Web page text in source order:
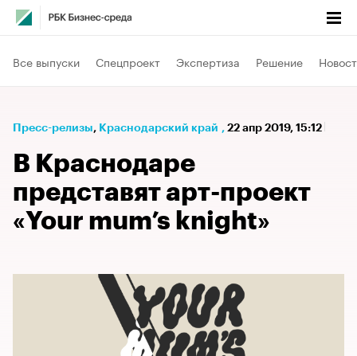
Все выпуски Спецпроект Экспертиза Решение
Пресс-релизы⁠, Краснодарский край , 22 апр 2019, 15:12
В Краснодаре
представят арт-проект
«Your mum’s knight»